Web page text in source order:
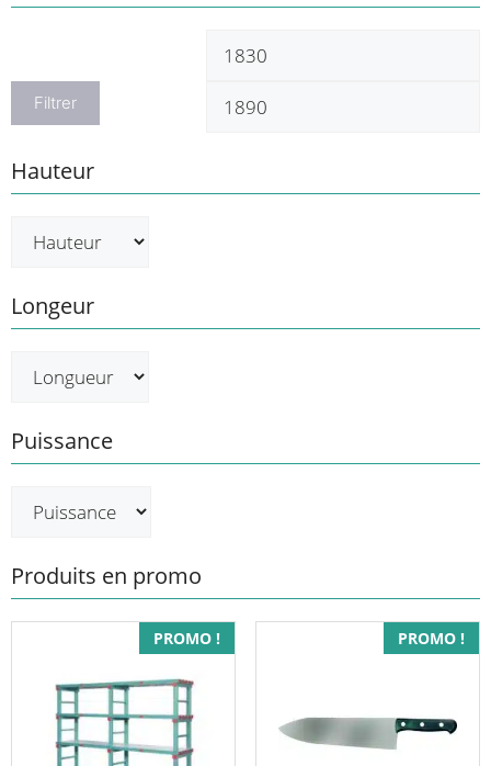
Prix
Filtrer
Hauteur
Longeur
Puissance
Produits en promo
PROMO !
plusieurs
variations.
PROMO !